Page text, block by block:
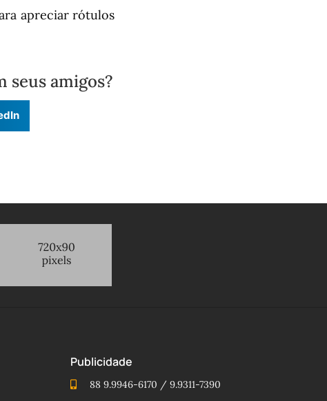
apreciar rótulos
seus amigos?
Publicidade
88 9.9946-6170 / 9.9311-7390